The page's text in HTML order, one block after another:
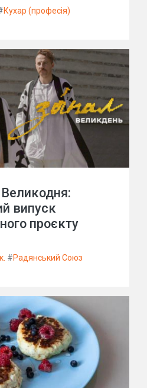
Кухар (професія)
Великодня:
випуск
проєкту
#Радянський Союз